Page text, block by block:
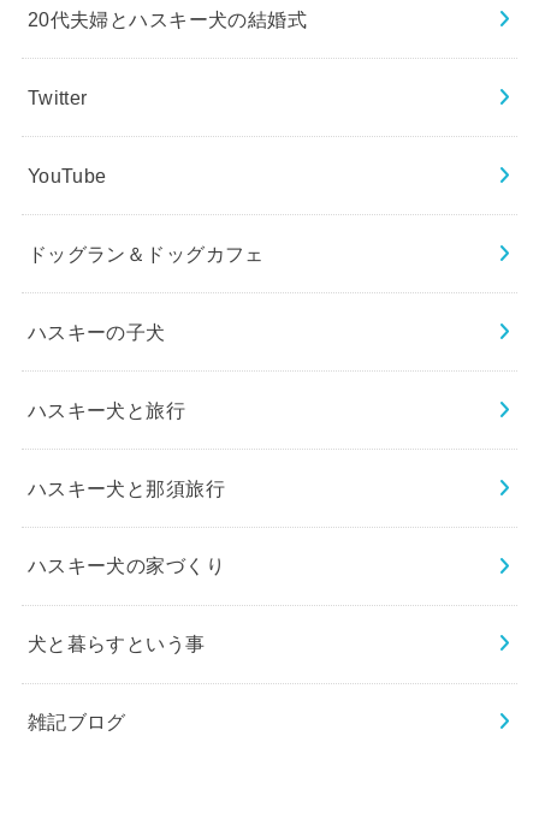
20代夫婦とハスキー犬の結婚式
Twitter
YouTube
ドッグラン＆ドッグカフェ
ハスキーの子犬
ハスキー犬と旅行
ハスキー犬と那須旅行
ハスキー犬の家づくり
犬と暮らすという事
雑記ブログ